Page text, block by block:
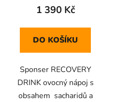
1 390 Kč
DO KOŠÍKU
Sponser RECOVERY
DRINK ovocný nápoj s
obsahem sacharidů a